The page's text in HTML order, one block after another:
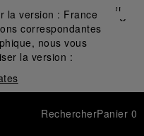
la version : France
correspondantes
nous vous
la version :
Fermer
✕
RechercherPanier 0